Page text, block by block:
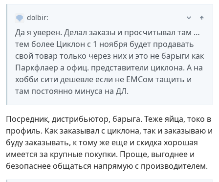
dolbir:
Да я уверен. Делал заказы и просчитывал там …
тем более Циклон с 1 ноября будет продавать
свой товар только через них и это не барыги как
Паркфлаер а офиц. представители циклона. А на
хобби сити дешевле если не ЕМСом тащить и
там постоянно минуса на ДЛ.
Посредник, дистрибьютор, барыга. Теже яйца, токо в
профиль. Как заказывал с циклона, так и заказываю и
буду заказывать, к тому же еще и скидка хорошая
имеется за крупные покупки. Проще, выгоднее и
безопаснее общаться напрямую с производителем.